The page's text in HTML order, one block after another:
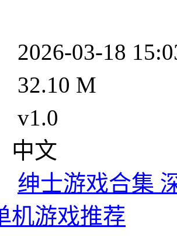
2026-03-18
32.10 M
v1.0
中文
绅士游戏合集
机游戏推荐